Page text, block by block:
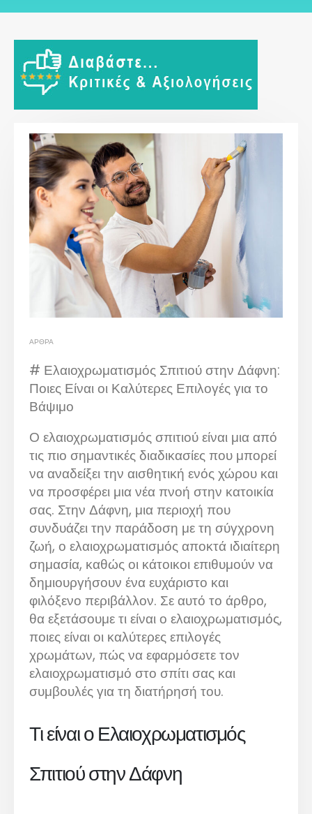
ΆΡΘΡΑ
# Ελαιοχρωματισμός Σπιτιού στην Δάφνη:
Ποιες Είναι οι Καλύτερες Επιλογές για το
Βάψιμο
Ο ελαιοχρωματισμός σπιτιού είναι μια από
τις πιο σημαντικές διαδικασίες που μπορεί
να αναδείξει την αισθητική ενός χώρου και
να προσφέρει μια νέα πνοή στην κατοικία
σας. Στην Δάφνη, μια περιοχή που
συνδυάζει την παράδοση με τη σύγχρονη
ζωή, ο ελαιοχρωματισμός αποκτά ιδιαίτερη
σημασία, καθώς οι κάτοικοι επιθυμούν να
δημιουργήσουν ένα ευχάριστο και
φιλόξενο περιβάλλον. Σε αυτό το άρθρο,
θα εξετάσουμε τι είναι ο ελαιοχρωματισμός,
ποιες είναι οι καλύτερες επιλογές
χρωμάτων, πώς να εφαρμόσετε τον
ελαιοχρωματισμό στο σπίτι σας και
συμβουλές για τη διατήρησή του.
Τι είναι ο Ελαιοχρωματισμός
Σπιτιού στην Δάφνη